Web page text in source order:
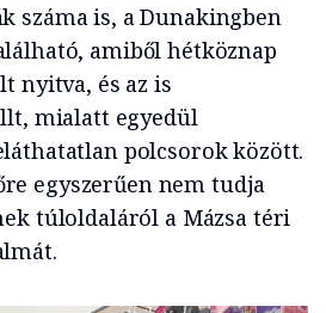
száma is, a Dunakingben
amiből hétköznap
nyitva, és az is
mialatt egyedül
polcsorok között.
egyszerűen nem tudja
túloldaláról a Mázsa téri